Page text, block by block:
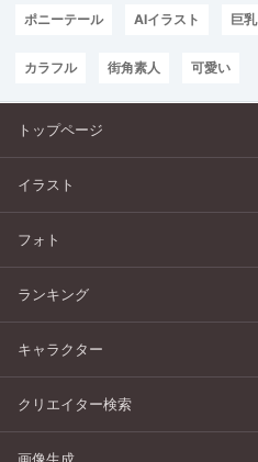
ポニーテール AIイラスト 巨乳
カラフル 街角素人 可愛い
トップページ
イラスト
フォト
ランキング
キャラクター
クリエイター検索